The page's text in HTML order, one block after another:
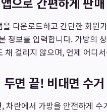
다운로드하고 간단한 회원
정보를 입력합니다. 가방의
채 걸리지 않으며, 언제 어디
면 끝! 비대면 수
차란에서 가방을 안전하게